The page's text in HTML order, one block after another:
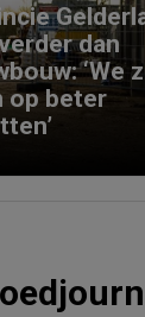
dan
‘We
op beter